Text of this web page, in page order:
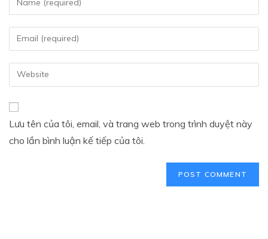
Lưu tên của tôi, email, và trang web trong trình duyệt này
cho lần bình luận kế tiếp của tôi.